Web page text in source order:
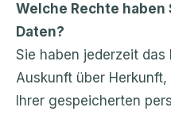
Welche Rechte
Daten?
Sie haben jederzeit
Auskunft über
Ihrer gespeicherten